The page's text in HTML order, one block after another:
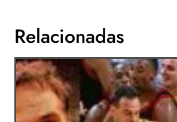
Relacionadas